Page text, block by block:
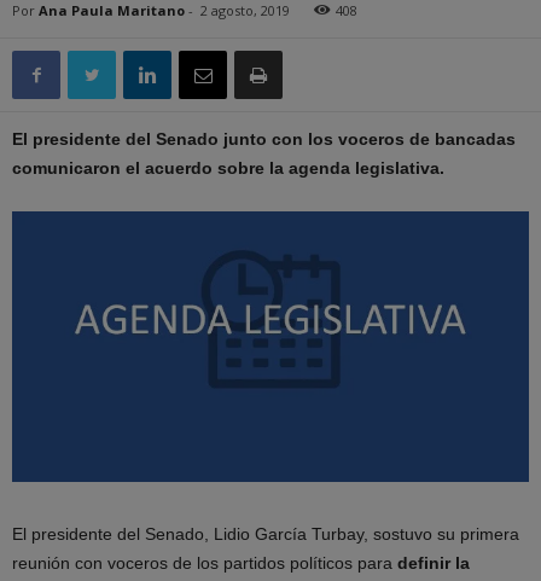
Por Ana Paula Maritano - 2 agosto, 2019 408
El presidente del Senado junto con los voceros de bancadas
comunicaron el acuerdo sobre la agenda legislativa.
El presidente del Senado, Lidio García Turbay, sostuvo su primera
reunión con voceros de los partidos políticos para definir la